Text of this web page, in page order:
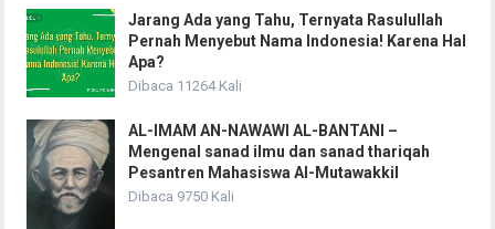
Jarang Ada yang Tahu, Ternyata Rasulullah
Pernah Menyebut Nama Indonesia! Karena Hal
Apa?
Dibaca 11264 Kali
AL-IMAM AN-NAWAWI AL-BANTANI –
Mengenal sanad ilmu dan sanad thariqah
Pesantren Mahasiswa Al-Mutawakkil
Dibaca 9750 Kali